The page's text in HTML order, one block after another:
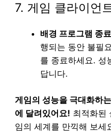
7. 게임 클라이언
배경 프로그램 종료
행되는 동안 불필
를 종료하세요. 성
답니다.
게임의 성능을 극대화하
에 달려있어요! 최적화된
임의 세계를 만끽해 보세